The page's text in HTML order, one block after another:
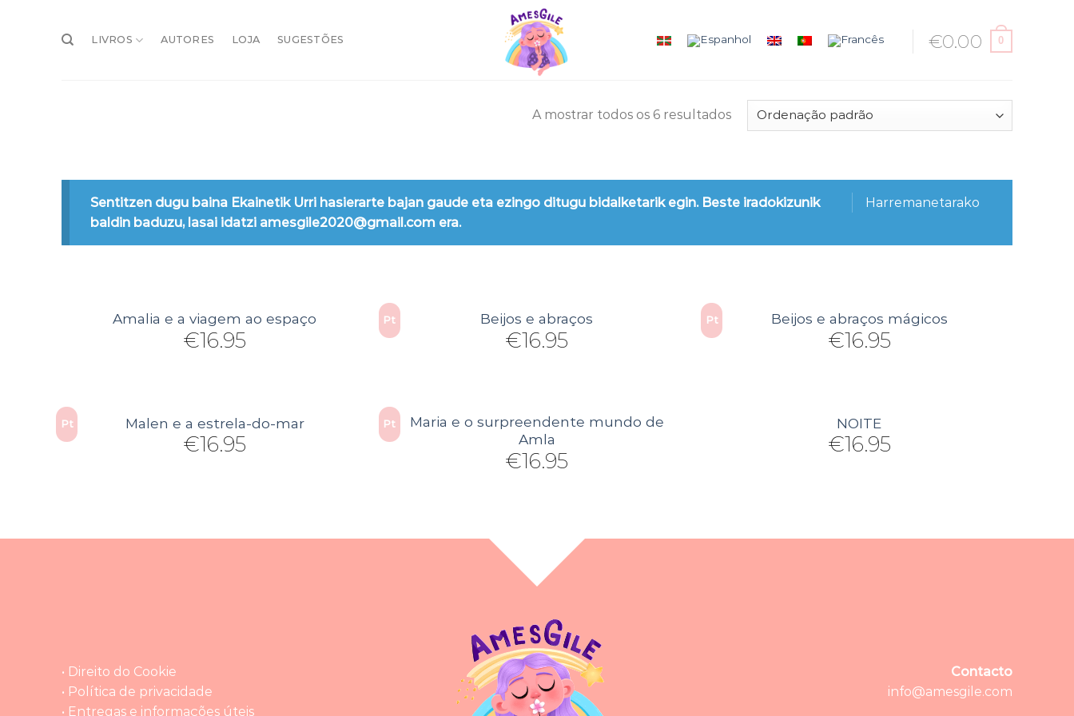
LIVROS AUTORES LOJA SUGESTÕES €0.00 0
A mostrar todos os 6 resultados
Harremanetarako
Sentitzen dugu baina Ekainetik Urri hasierarte bajan gaude eta ezingo ditugu bidalketarik egin. Beste iradokizunik
baldin baduzu, lasai idatzi amesgile2020@gmail.com era.
Amalia e a viagem ao espaço
€16.95
Pt Beijos e abraços
€16.95
Pt Beijos e abraços mágicos
€16.95
Pt Malen e a estrela-do-mar
€16.95
Pt
Maria e o surpreendente mundo de
Amla
€16.95
NOITE
€16.95
• Direito do Cookie
• Política de privacidade
• Entregas e informações úteis
Contacto
info@amesgile.com